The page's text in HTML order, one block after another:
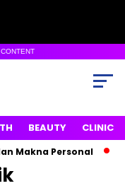
BEAUTY CLINIC
Personal